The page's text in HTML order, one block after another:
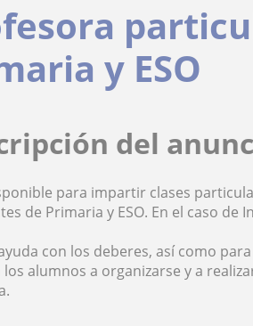
y ESO
del
para impartir clases
de Primaria y ESO. En el caso
con los deberes, así como
los alumnos a organizarse y a